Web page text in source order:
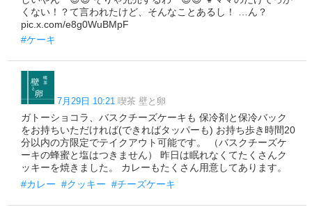
くない！？て言われたけど、そんなことあるし！ …ん？
pic.x.com/e8g0WuBMpF
#ケーキ
7月29日 10:21 喫茶 壁と卵
ガトーショコラ、バスクチーズケーキも 保冷剤と保冷バック
をお持ちいただければ(できればタッパーも) お持ち歩き時間20
分以内の方限定でテイクアウト可能です。 （バスクチーズケ
ーキの蜂蜜と塩はつきません） 昨日は眠れなくてたくさんク
ッキーを焼きました。 カレーもたくさん用意してあります。
#カレー #クッキー #チーズケーキ